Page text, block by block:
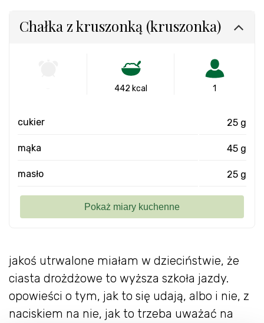
jakoś utrwalone miałam w dzieciństwie, że
ciasta drożdżowe to wyższa szkoła jazdy.
opowieści o tym, jak to się udają, albo i nie, z
naciskiem na nie, jak to trzeba uważać na
Chałka z kruszonką (kruszonka)
442 kcal 1
cukier 25 g
mąka 45 g
masło 25 g